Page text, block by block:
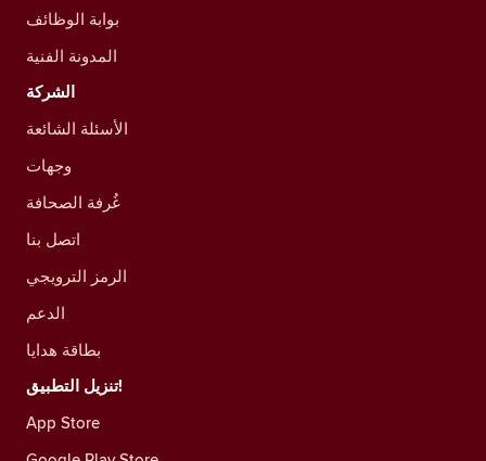
بوابة الوظائف
المدونة الفنية
الشركة
الأسئلة الشائعة
وجهات
غُرفة الصحافة
اتصل بنا
الرمز الترويجي
الدعم
بطاقة هدايا
تنزيل التطبيق!
App Store